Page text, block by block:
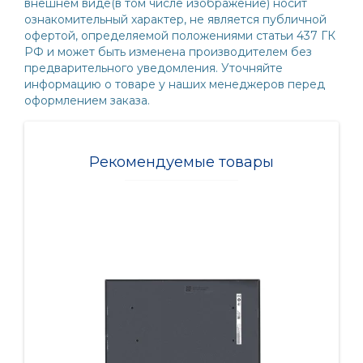
ознакомительный характер, не является публичной
офертой, определяемой положениями статьи 437 ГК
РФ и может быть изменена производителем без
предварительного уведомления. Уточняйте
информацию о товаре у наших менеджеров перед
оформлением заказа.
Рекомендуемые товары